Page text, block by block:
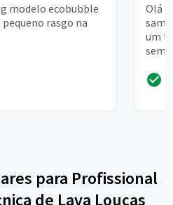
modelo ecobubble
rasgo na
Olá
um
sem
para Profissional
de Lava Louças